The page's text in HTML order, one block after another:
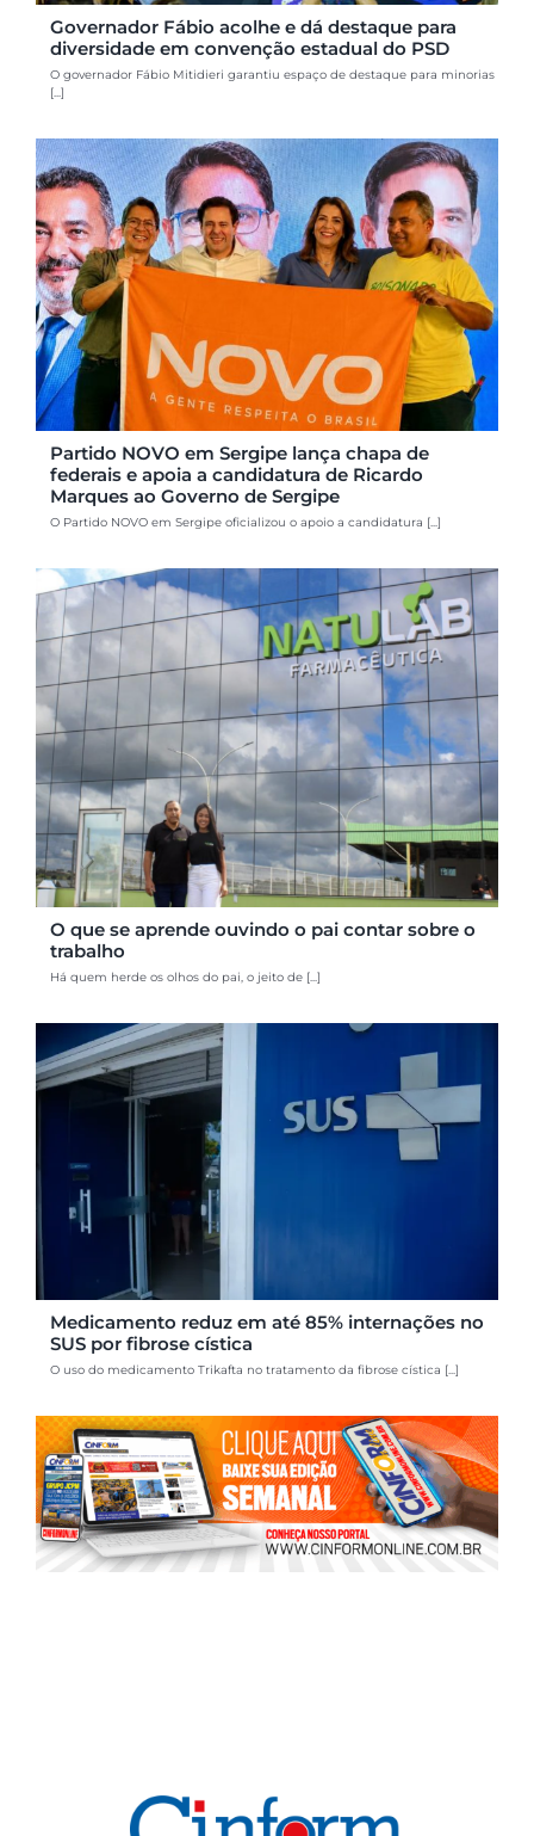
Governador Fábio acolhe e dá destaque para
diversidade em convenção estadual do PSD
O governador Fábio Mitidieri garantiu espaço de destaque para minorias
[...]
Partido NOVO em Sergipe lança chapa de
federais e apoia a candidatura de Ricardo
Marques ao Governo de Sergipe
O Partido NOVO em Sergipe oficializou o apoio a candidatura [...]
O que se aprende ouvindo o pai contar sobre o
trabalho
Há quem herde os olhos do pai, o jeito de [...]
Medicamento reduz em até 85% internações no
SUS por fibrose cística
O uso do medicamento Trikafta no tratamento da fibrose cística [...]